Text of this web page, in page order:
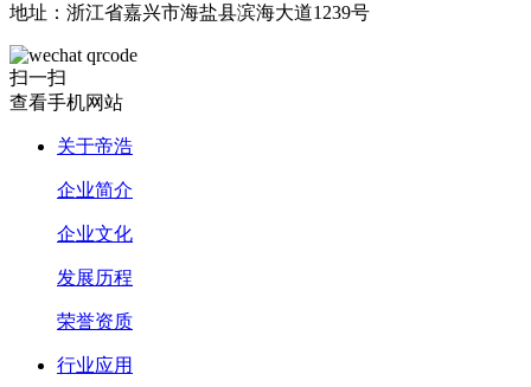
地址：浙江省嘉兴市海盐县滨海大道1239号
扫一扫
查看手机网站
关于帝浩
企业简介
企业文化
发展历程
荣誉资质
行业应用